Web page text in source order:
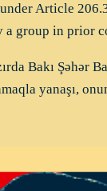
Article
a group in prior
Bakı Şəhər
yanaşı,